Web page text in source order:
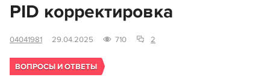
PID корректировка
04041981 29.04.2025 710 2
ВОПРОСЫ И ОТВЕТЫ